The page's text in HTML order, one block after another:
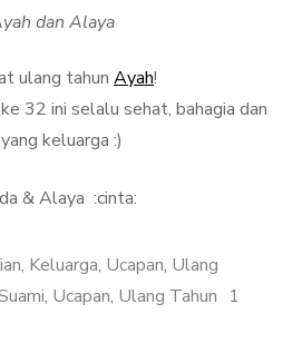
dan Alaya
ulang tahun Ayah!
32 ini selalu sehat, bahagia dan
keluarga :)
& Alaya :cinta:
, Keluarga, Ucapan, Ulang
, Ucapan, Ulang Tahun 1